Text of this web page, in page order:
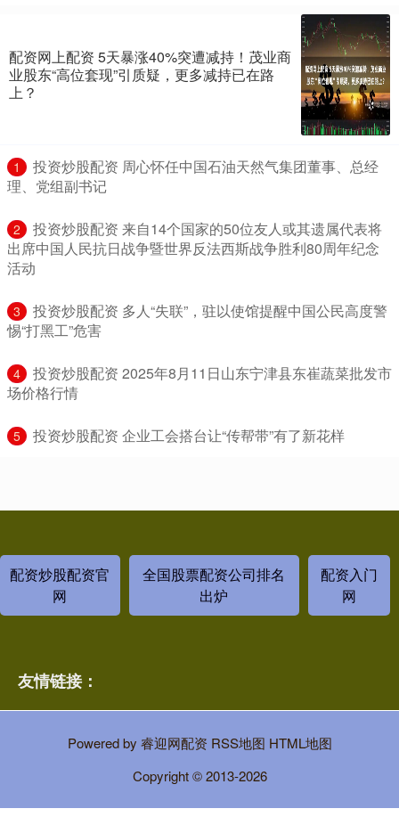
配资网上配资 5天暴涨40%突遭减持！茂业商
业股东“高位套现”引质疑，更多减持已在路
上？
1
​投资炒股配资 周心怀任中国石油天然气集团董事、总经
理、党组副书记
2
​投资炒股配资 来自14个国家的50位友人或其遗属代表将
出席中国人民抗日战争暨世界反法西斯战争胜利80周年纪念
活动
3
​投资炒股配资 多人“失联”，驻以使馆提醒中国公民高度警
惕“打黑工”危害
4
​投资炒股配资 2025年8月11日山东宁津县东崔蔬菜批发市
场价格行情
5 ​投资炒股配资 企业工会搭台让“传帮带”有了新花样
配资炒股配资官
网
全国股票配资公司排名
出炉
配资入门
网
友情链接：
Powered by 睿迎网配资 RSS地图 HTML地图
Copyright© 2013-2026